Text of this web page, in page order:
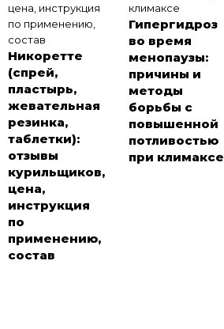
Никоретте
(спрей,
пластырь,
жевательная
резинка,
таблетки):
отзывы
курильщиков,
цена,
инструкция
по
применению,
состав
Гипергидроз
во время
менопаузы:
причины и
методы
борьбы с
повышенной
потливостью
при климаксе